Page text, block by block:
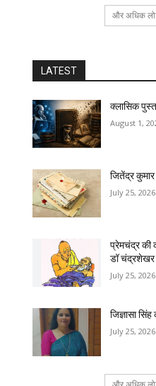
और अधिक
LATEST
क्लासिक
August 1,
जितेंद्र
July 25, 2026
प्रेमचंद्र की
डॉ चंद्रशेखर
July 25, 2026
जिज्ञासा
July 25, 2026